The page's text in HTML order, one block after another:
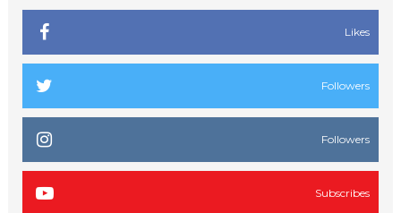
Likes
Followers
Followers
Subscribes